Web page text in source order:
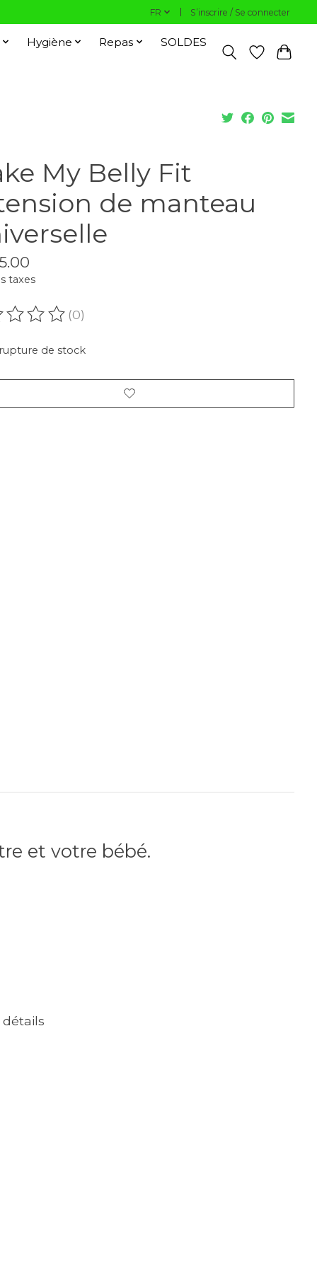
FR S’inscrire / Se connecter
Hygiène Repas SOLDES
My Belly Fit
de manteau
taxes
est évalué à
(0)
de stock
et votre bébé.